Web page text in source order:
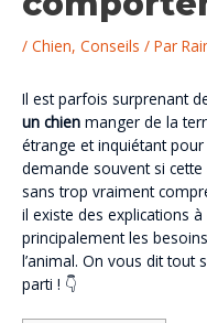
/ Chien, Conseils / Par
Il est parfois surprenant
un chien manger de la
étrange et inquiétant
demande souvent si
sans trop vraiment
il existe des explications
principalement les
l’animal. On vous dit tout
parti ! 👇